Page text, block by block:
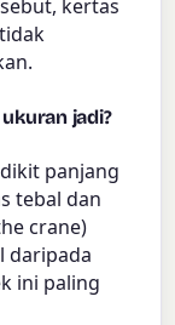
kertas
jadi?
panjang
tebal dan
crane)
daripada
ini paling